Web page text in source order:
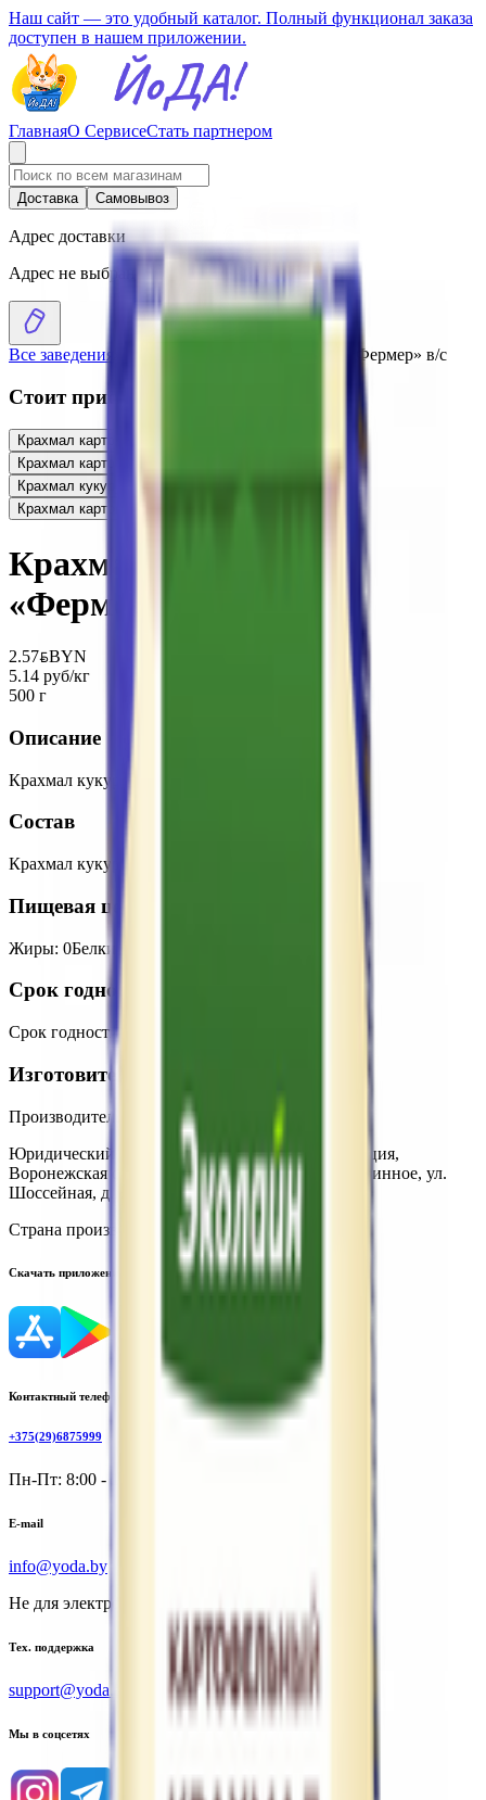
Наш сайт — это удобный каталог. Полный функционал заказа
доступен в нашем приложении.
ГлавнаяО СервисеСтать партнером
Доставка Самовывоз
Адрес доставки
Адрес не выбран
Все заведения Крахмал кукурузный «Фермер» в/с
Стоит присмотреться
Крахмал картофельный «Фермер» в/с
Крахмал картофельный в/с
Крахмал кукурузный «Сила природы»
Крахмал картофельный «Эколайн»
Крахмал кукурузный
«Фермер» в/с
2.57BYNBYN
5.14 руб/кг
500 г
Описание
Крахмал кукурузный высшего сорта.
Состав
Крахмал кукурузный, диоксид серы.
Пищевая ценность на 100г
Жиры: 0Белки
Срок годности
Срок годности
Изготовитель
Производитель:
ООО СП «Дон»
Юридический адрес:
396034, Российская Федерация,
Воронежская обл., Рамонский р-н, с. Новоживотинное, ул.
Шоссейная, д. 14А
Страна производства:
Россия
Скачать приложение
Контактный телефон
+375(29)6875999
Пн-Пт: 8:00 - 17:00
E-mail
info@yoda.by
Не для электронных обращений
Тех. поддержка
support@yoda.by
Мы в соцсетях